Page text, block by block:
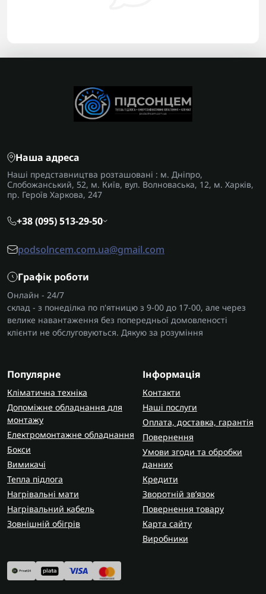
Наша адреса
Наші представництва розташовані : м. Дніпро,
Слобожанський, 52, м. Київ, вул. Волноваська, 12, м. Харків,
пр. Героїв Харкова, 247
+38 (095) 513-29-50
podsolncem.com.ua@gmail.com
Графік роботи
Онлайн - 24/7
склад - з понеділка по п'ятницю з 9-00 до 17-00, але через
велике навантаження без попередньої домовленості
клієнти не обслуговуються. Дякую за розуміння
Популярне
Кліматична техніка
Допоміжне обладнання для
монтажу
Електромонтажне обладнання
Бокси
Вимикачі
Тепла підлога
Нагрівальні мати
Нагрівальний кабель
Зовнішній обігрів
Інформація
Контакти
Наші послуги
Оплата, доставка, гарантія
Повернення
Умови згоди та обробки
данних
Кредити
Зворотній зв’язок
Повернення товару
Карта сайту
Виробники